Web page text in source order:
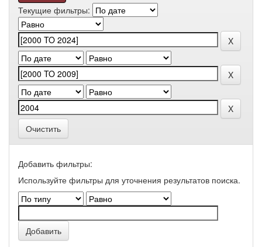
Текущие фильтры:
Очистить
Добавить фильтры:
Используйте фильтры для уточнения результатов поиска.